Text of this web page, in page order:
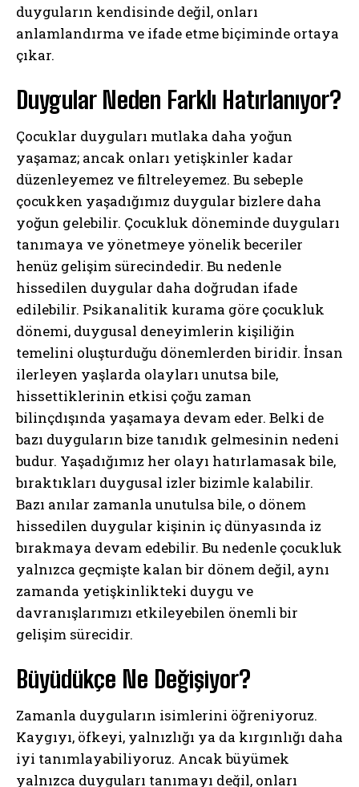
duyguların kendisinde değil, onları
anlamlandırma ve ifade etme biçiminde ortaya
çıkar.
Duygular Neden Farklı Hatırlanıyor?
Çocuklar duyguları mutlaka daha yoğun
yaşamaz; ancak onları yetişkinler kadar
düzenleyemez ve filtreleyemez. Bu sebeple
çocukken yaşadığımız duygular bizlere daha
yoğun gelebilir. Çocukluk döneminde duyguları
tanımaya ve yönetmeye yönelik beceriler
henüz gelişim sürecindedir. Bu nedenle
hissedilen duygular daha doğrudan ifade
edilebilir. Psikanalitik kurama göre çocukluk
dönemi, duygusal deneyimlerin kişiliğin
temelini oluşturduğu dönemlerden biridir. İnsan
ilerleyen yaşlarda olayları unutsa bile,
hissettiklerinin etkisi çoğu zaman
bilinçdışında yaşamaya devam eder. Belki de
bazı duyguların bize tanıdık gelmesinin nedeni
budur. Yaşadığımız her olayı hatırlamasak bile,
bıraktıkları duygusal izler bizimle kalabilir.
Bazı anılar zamanla unutulsa bile, o dönem
hissedilen duygular kişinin iç dünyasında iz
bırakmaya devam edebilir. Bu nedenle çocukluk
yalnızca geçmişte kalan bir dönem değil, aynı
zamanda yetişkinlikteki duygu ve
davranışlarımızı etkileyebilen önemli bir
gelişim sürecidir.
Büyüdükçe Ne Değişiyor?
Zamanla duyguların isimlerini öğreniyoruz.
Kaygıyı, öfkeyi, yalnızlığı ya da kırgınlığı daha
iyi tanımlayabiliyoruz. Ancak büyümek
yalnızca duyguları tanımayı değil, onları